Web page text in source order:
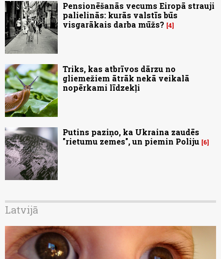
Pensionēšanās vecums Eiropā strauji
palielinās: kurās valstīs būs
visgarākais darba mūžs? 4
Triks, kas atbrīvos dārzu no
gliemežiem ātrāk nekā veikalā
nopērkami līdzekļi
Putins paziņo, ka Ukraina zaudēs
"rietumu zemes", un piemin Poliju 6
Latvijā